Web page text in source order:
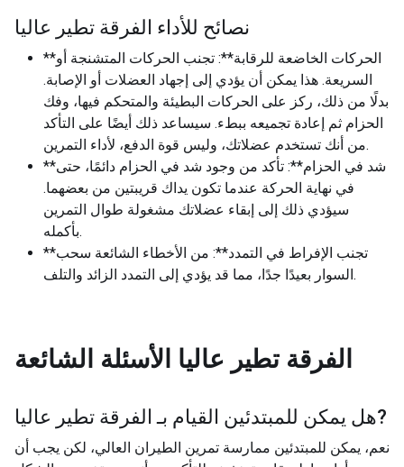
نصائح للأداء الفرقة تطير عاليا
**الحركات الخاضعة للرقابة**: تجنب الحركات المتشنجة أو
السريعة. هذا يمكن أن يؤدي إلى إجهاد العضلات أو الإصابة.
بدلًا من ذلك، ركز على الحركات البطيئة والمتحكم فيها، وفك
الحزام ثم إعادة تجميعه ببطء. سيساعد ذلك أيضًا على التأكد
من أنك تستخدم عضلاتك، وليس قوة الدفع، لأداء التمرين.
**شد في الحزام**: تأكد من وجود شد في الحزام دائمًا، حتى
في نهاية الحركة عندما تكون يداك قريبتين من بعضهما.
سيؤدي ذلك إلى إبقاء عضلاتك مشغولة طوال التمرين
بأكمله.
**تجنب الإفراط في التمدد**: من الأخطاء الشائعة سحب
السوار بعيدًا جدًا، مما قد يؤدي إلى التمدد الزائد والتلف.
الفرقة تطير عاليا الأسئلة الشائعة
هل يمكن للمبتدئين القيام بـ الفرقة تطير عاليا ?
نعم، يمكن للمبتدئين ممارسة تمرين الطيران العالي، لكن يجب أن